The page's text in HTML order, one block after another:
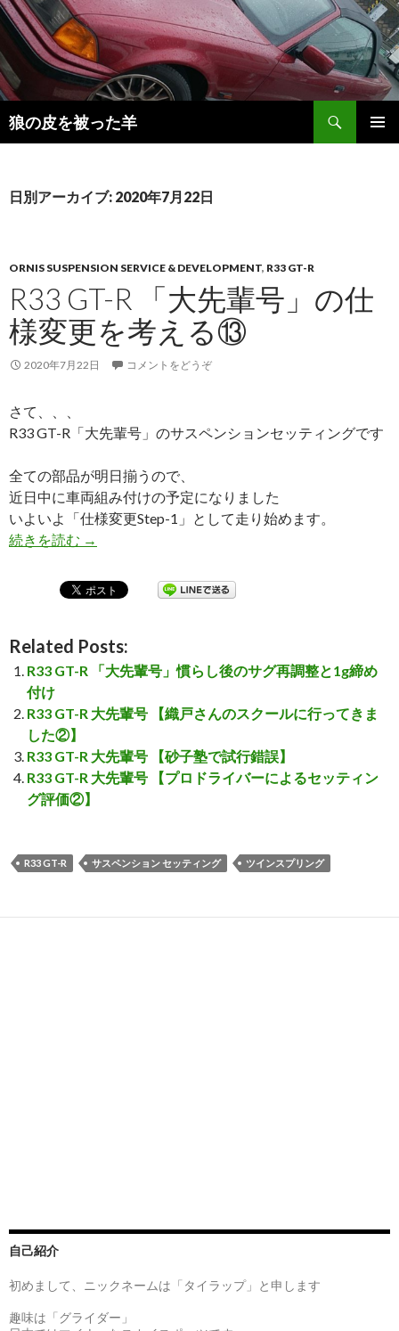
狼の皮を被った羊
検
索
ン
動
日別アーカイブ: 2020年7月22日
ORNIS SUSPENSION SERVICE & DEVELOPMENT, R33 GT-R
R33 GT-R 「大先輩号」の仕
様変更を考える⑬
2020年7月22日 コメントをどうぞ
さて、、、
R33 GT-R「大先輩号」のサスペンションセッティングです
全ての部品が明日揃うので、
近日中に車両組み付けの予定になりました
いよいよ「仕様変更Step-1」として走り始めます。
続きを読む R33 GT-R 「大先輩号」の仕様変更を考える⑬
→
Related Posts:
R33 GT-R 「大先輩号」慣らし後のサグ再調整と1g締め
付け
R33 GT-R 大先輩号 【織戸さんのスクールに行ってきま
した②】
R33 GT-R 大先輩号 【砂子塾で試行錯誤】
R33 GT-R 大先輩号 【プロドライバーによるセッティン
グ評価②】
R33 GT-R サスペンション セッティング ツインスプリング
自己紹介
初めまして、ニックネームは「タイラップ」と申します
趣味は「グライダー」